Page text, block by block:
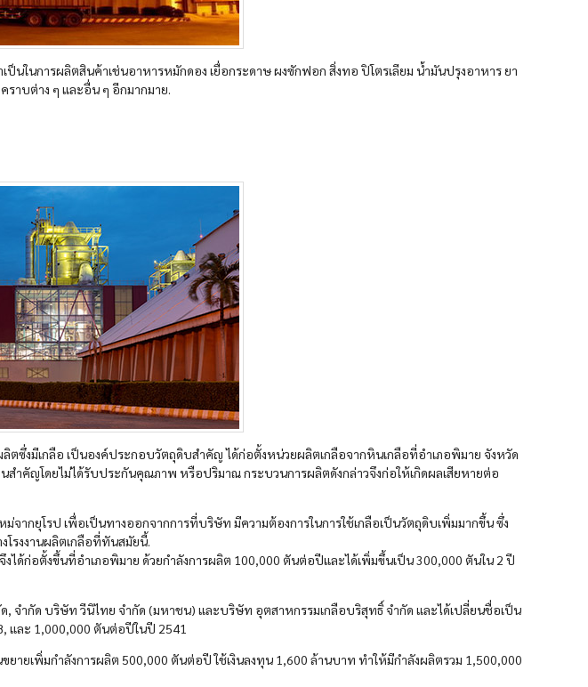
นในการผลิตสินค้าเช่นอาหารหมักดอง เยื่อกระดาษ ผงซักฟอก สิ่งทอ ปิโตรเลียม น้ำมันปรุงอาหาร ยา
าบต่าง ๆ และอื่น ๆ อีกมากมาย.
ตซึ่งมีเกลือ เป็นองค์ประกอบวัตถุดิบสำคัญ ได้ก่อตั้งหน่วยผลิตเกลือจากหินเกลือที่อำเภอพิมาย จังหวัด
สำคัญโดยไม่ได้รับประกันคุณภาพ หรือปริมาณ กระบวนการผลิตดังกล่าวจึงก่อให้เกิดผลเสียหายต่อ
ากยุโรป เพื่อเป็นทางออกจากการที่บริษัท มีความต้องการในการใช้เกลือเป็นวัตถุดิบเพิ่มมากขึ้น ซึ่ง
โรงงานผลิตเกลือที่ทันสมัยนี้.
ได้ก่อตั้งขึ้นที่อำเภอพิมาย ด้วยกำลังการผลิต 100,000 ตันต่อปีและได้เพิ่มขึ้นเป็น 300,000 ตันใน 2 ปี
, จำกัด บริษัท วีนิไทย จำกัด (มหาชน) และบริษัท อุตสาหกรรมเกลือบริสุทธิ์ จำกัด และได้เปลี่ยนชื่อเป็น
และ 1,000,000 ตันต่อปีในปี 2541
ายเพิ่มกำลังการผลิต 500,000 ตันต่อปี ใช้เงินลงทุน 1,600 ล้านบาท ทำให้มีกำลังผลิตรวม 1,500,000